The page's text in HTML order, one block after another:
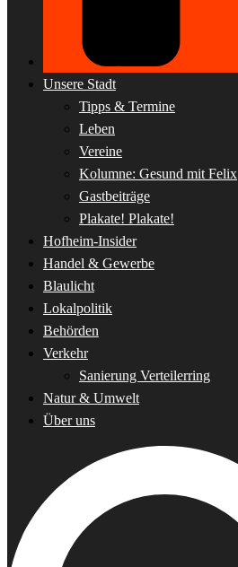
Unsere Stadt
Tipps & Termine
Leben
Vereine
Kolumne: Gesund mit Felix
Gastbeiträge
Plakate! Plakate!
Hofheim-Insider
Handel & Gewerbe
Blaulicht
Lokalpolitik
Behörden
Verkehr
Sanierung Verteilerring
Natur & Umwelt
Über uns